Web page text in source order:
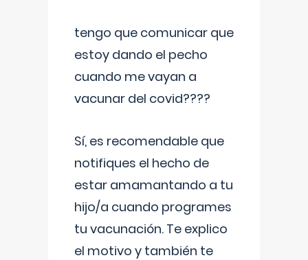
tengo que comunicar que
estoy dando el pecho
cuando me vayan a
vacunar del covid????
Sí, es recomendable que
notifiques el hecho de
estar amamantando a tu
hijo/a cuando programes
tu vacunación. Te explico
el motivo y también te